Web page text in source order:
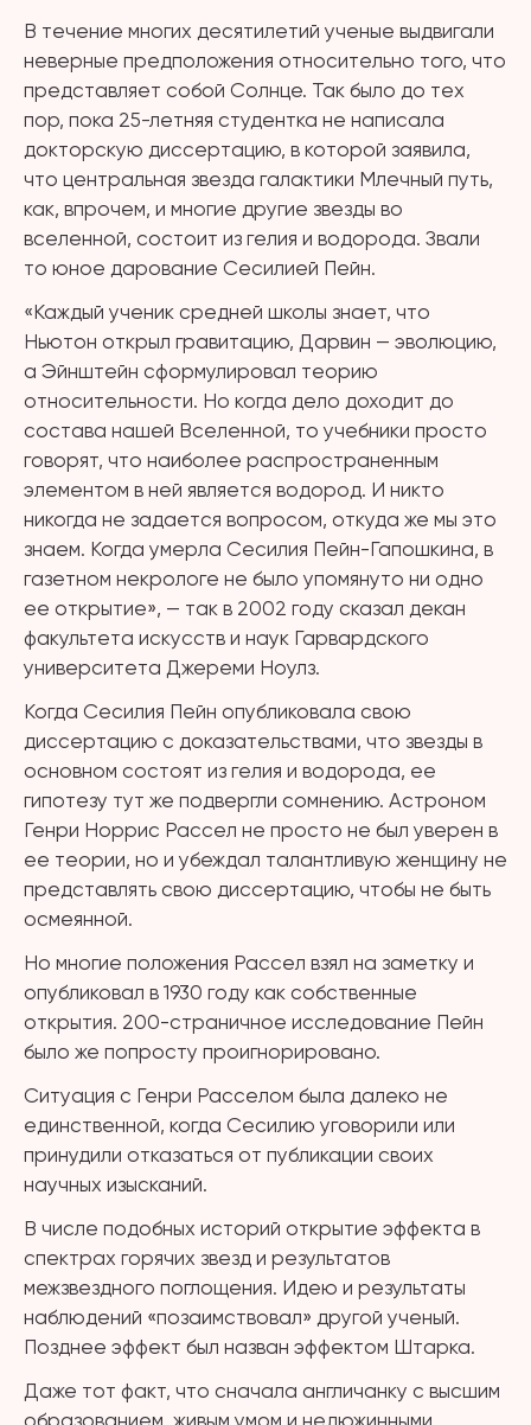
В течение многих десятилетий ученые выдвигали
неверные предположения относительно того, что
представляет собой Солнце. Так было до тех
пор, пока 25-летняя студентка не написала
докторскую диссертацию, в которой заявила,
что центральная звезда галактики Млечный путь,
как, впрочем, и многие другие звезды во
вселенной, состоит из гелия и водорода. Звали
то юное дарование Сесилией Пейн.
«Каждый ученик средней школы знает, что
Ньютон открыл гравитацию, Дарвин — эволюцию,
а Эйнштейн сформулировал теорию
относительности. Но когда дело доходит до
состава нашей Вселенной, то учебники просто
говорят, что наиболее распространенным
элементом в ней является водород. И никто
никогда не задается вопросом, откуда же мы это
знаем. Когда умерла Сесилия Пейн-Гапошкина, в
газетном некрологе не было упомянуто ни одно
ее открытие», — так в 2002 году сказал декан
факультета искусств и наук Гарвардского
университета Джереми Ноулз.
Когда Сесилия Пейн опубликовала свою
диссертацию с доказательствами, что звезды в
основном состоят из гелия и водорода, ее
гипотезу тут же подвергли сомнению. Астроном
Генри Норрис Рассел не просто не был уверен в
ее теории, но и убеждал талантливую женщину не
представлять свою диссертацию, чтобы не быть
осмеянной.
Но многие положения Рассел взял на заметку и
опубликовал в 1930 году как собственные
открытия. 200-страничное исследование Пейн
было же попросту проигнорировано.
Ситуация с Генри Расселом была далеко не
единственной, когда Сесилию уговорили или
принудили отказаться от публикации своих
научных изысканий.
В числе подобных историй открытие эффекта в
спектрах горячих звезд и результатов
межзвездного поглощения. Идею и результаты
наблюдений «позаимствовал» другой ученый.
Позднее эффект был назван эффектом Штарка.
Даже тот факт, что сначала англичанку с высшим
образованием, живым умом и недюжинными